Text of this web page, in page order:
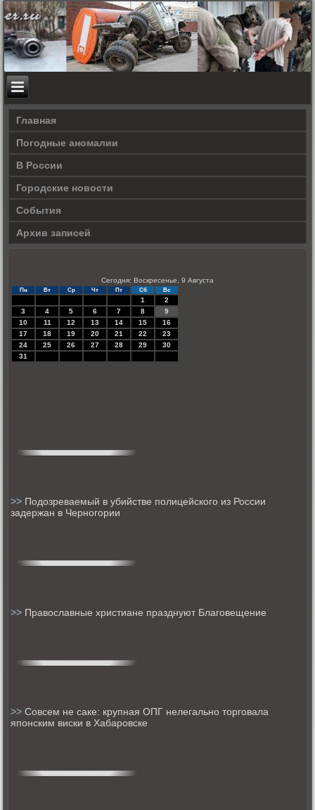
Главная
Погодные аномалии
В России
Городские новости
События
Архив записей
Сегодня: Воскресенье, 9 Августа
Пн Вт Ср Чт Пт Сб Вс
1
2
3
4 5 6 7 8
9
10
11 12 13 14 15
16
17
18 19 20 21 22
23
24
25 26 27 28 29
30
31
>> Подозреваемый в убийстве полицейского из России
задержан в Черногории
>> Православные христиане празднуют Благовещение
>>Совсем не саке: крупная ОПГ нелегально торговала
японским виски в Хабаровске